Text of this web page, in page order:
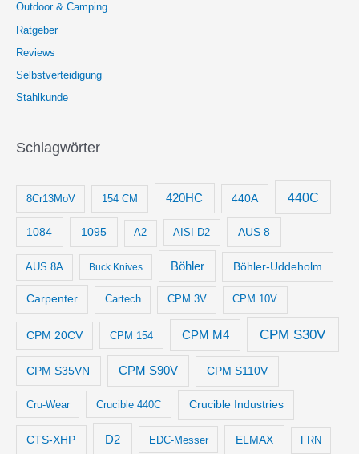
Outdoor & Camping
Ratgeber
Reviews
Selbstverteidigung
Stahlkunde
Schlagwörter
8Cr13MoV 154 CM 420HC 440A 440C
1084 1095 A2 AISI D2 AUS 8
AUS 8A Buck Knives Böhler Böhler-Uddeholm
Carpenter Cartech CPM 3V CPM 10V
CPM 20CV CPM 154 CPM M4 CPM S30V
CPM S35VN CPM S90V CPM S110V
Cru-Wear Crucible 440C Crucible Industries
CTS-XHP D2 EDC-Messer ELMAX FRN